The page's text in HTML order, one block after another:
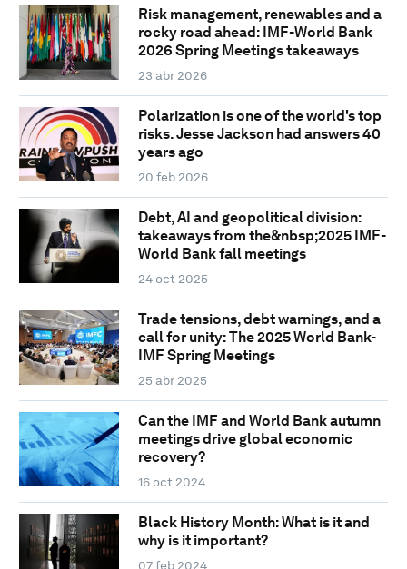
Risk management, renewables and a
rocky road ahead: IMF-World Bank
2026 Spring Meetings takeaways
23 abr 2026
Polarization is one of the world's top
risks. Jesse Jackson had answers 40
years ago
20 feb 2026
Debt, AI and geopolitical division:
takeaways from the&nbsp;2025 IMF-
World Bank fall meetings
24 oct 2025
Trade tensions, debt warnings, and a
call for unity: The 2025 World Bank-
IMF Spring Meetings
25 abr 2025
Can the IMF and World Bank autumn
meetings drive global economic
recovery?
16 oct 2024
Black History Month: What is it and
why is it important?
07 feb 2024